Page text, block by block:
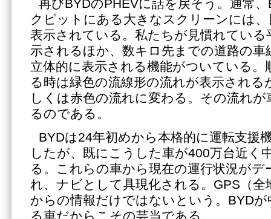
再びBYDのPHEVに話を戻そう。通常
クピットにある大きなスクリーンには
表示されている。私たちが見慣れている
示されるほか、数キロ先までの道路の車
立体的に表示される機能がついている。
る時は緑色の流線形の流れが表示される
しくは赤色の流れに変わる。その流れ
るのである。
BYDは24年初めから本格的に運転支援
したが、既にこうした車が400万台近く
る。これらの車から現在の運行状況がデ
れ、ナビとして具現化される。GPS（全
からの情報だけではないという。BYD
る車だからこその芸当である。